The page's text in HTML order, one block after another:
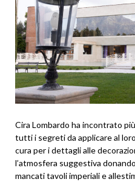
Cira Lombardo ha incontrato
tutti i segreti da applicare al
cura per i dettagli alle
l’atmosfera suggestiva
mancati tavoli imperiali e